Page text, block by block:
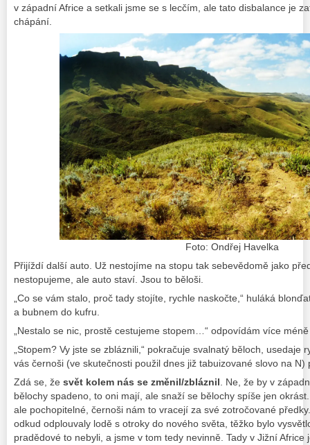
v západní Africe a setkali jsme se s lecčím, ale tato disbalance je
chápání.
Foto: Ondřej Havelka
Přijíždí další auto. Už nestojíme na stopu tak sebevědomě jako
nestopujeme, ale auto staví. Jsou to běloši.
„Co se vám stalo, proč tady stojíte, rychle naskočte,“ huláká
a bubnem do kufru.
„Nestalo se nic, prostě cestujeme stopem…“ odpovídám více
„Stopem? Vy jste se zbláznili,“ pokračuje svalnatý běloch, usedaje
vás černoši (ve skutečnosti použil dnes již tabuizované slovo na N)
Zdá se, že svět kolem nás se změnil/zbláznil. Ne, že by v
bělochy spadeno, to oni mají, ale snaží se bělochy spíše jen
ale pochopitelné, černoši nám to vracejí za své zotročované
odkud odplouvaly lodě s otroky do nového světa, těžko bylo
pradědové to nebyli, a jsme v tom tedy nevinně. Tady v Jižní